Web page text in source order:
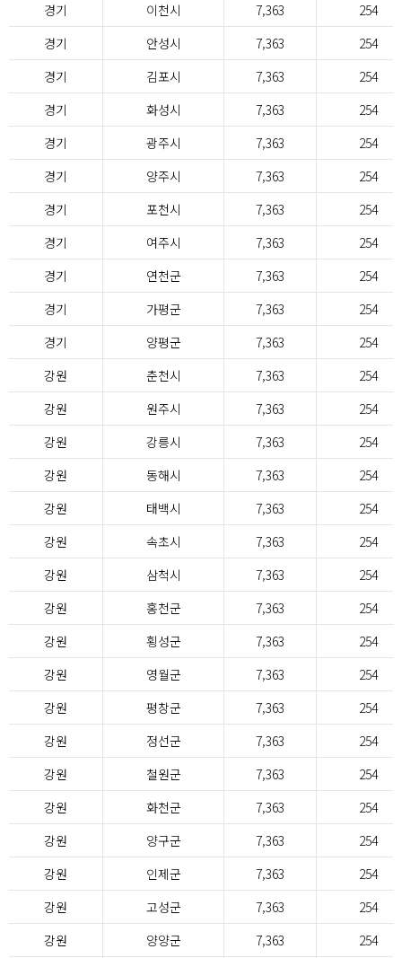
경기
이천시 7,363
254
경기
안성시 7,363
254
경기
김포시 7,363
254
경기
화성시 7,363
254
경기
광주시 7,363
254
경기
양주시 7,363
254
경기
포천시 7,363
254
경기
여주시 7,363
254
경기
연천군 7,363
254
경기
가평군 7,363
254
경기
양평군 7,363
254
강원
춘천시 7,363
254
강원
원주시 7,363
254
강원
강릉시 7,363
254
강원
동해시 7,363
254
강원
태백시 7,363
254
강원
속초시 7,363
254
강원
삼척시 7,363
254
강원
홍천군 7,363
254
강원
횡성군 7,363
254
강원
영월군 7,363
254
강원
평창군 7,363
254
강원
정선군 7,363
254
강원
철원군 7,363
254
강원
화천군 7,363
254
강원
양구군 7,363
254
강원
인제군 7,363
254
강원
고성군 7,363
254
강원
양양군 7,363
254